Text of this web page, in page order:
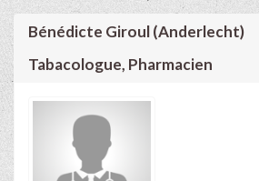
Bénédicte Giroul (Anderlecht)
Tabacologue, Pharmacien